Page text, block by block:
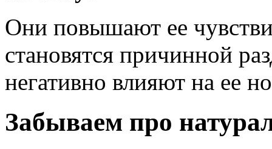
Они повышают ее
становятся причинной
негативно влияют на ее
Забываем про